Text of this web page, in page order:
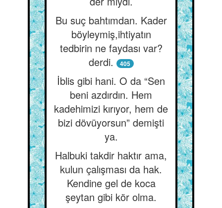
Bu suç bahtımdan. Kader
böyleymiş,ihtiyatın
tedbirin ne faydası var?
derdi.
405
İblis gibi hani. O da “Sen
beni azdırdın. Hem
kadehimizi kırıyor, hem de
bizi dövüyorsun” demişti
ya.
Halbuki takdir haktır ama,
kulun çalışması da hak.
Kendine gel de koca
şeytan gibi kör olma.